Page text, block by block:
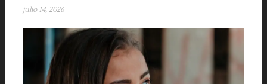
julio 14, 2026